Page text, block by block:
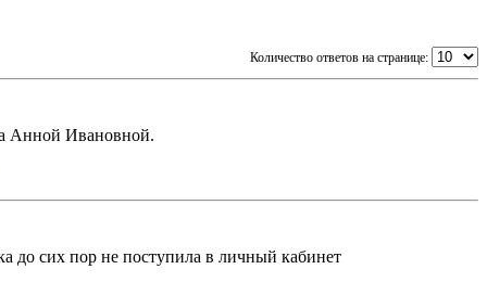
Количество ответов на странице:
Анной Ивановной.
до сих пор не поступила в личный кабинет